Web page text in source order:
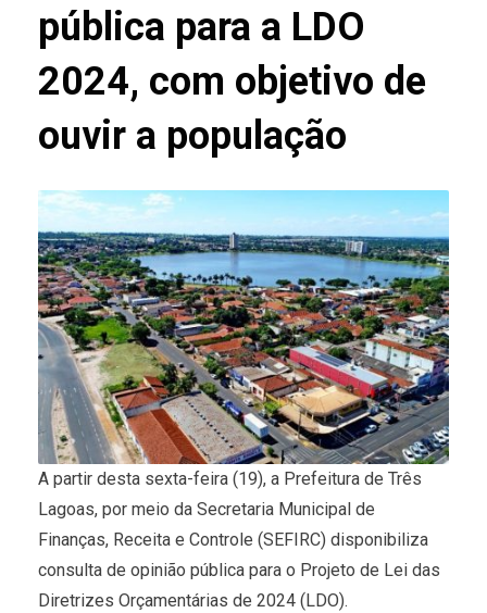
pública para a LDO
2024, com objetivo de
ouvir a população
A partir desta sexta-feira (19), a Prefeitura de Três
Lagoas, por meio da Secretaria Municipal de
Finanças, Receita e Controle (SEFIRC) disponibiliza
consulta de opinião pública para o Projeto de Lei das
Diretrizes Orçamentárias de 2024 (LDO).